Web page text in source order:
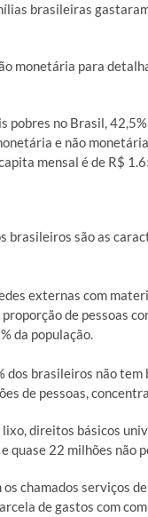
brasileiras
monetária para
no Brasil,
e não
mensal é de R$
brasileiros são as
externas com
de pessoas
da população.
dos brasileiros não
de pessoas,
direitos básicos
quase 22 milhões não
chamados serviços
de gastos com